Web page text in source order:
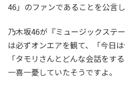
46」のファンであることを公言し
乃木坂46が『ミュージックステ
は必ずオンエアを観て、「今日
「タモリさんとどんな会話をす
一喜一憂していたそうですよ。